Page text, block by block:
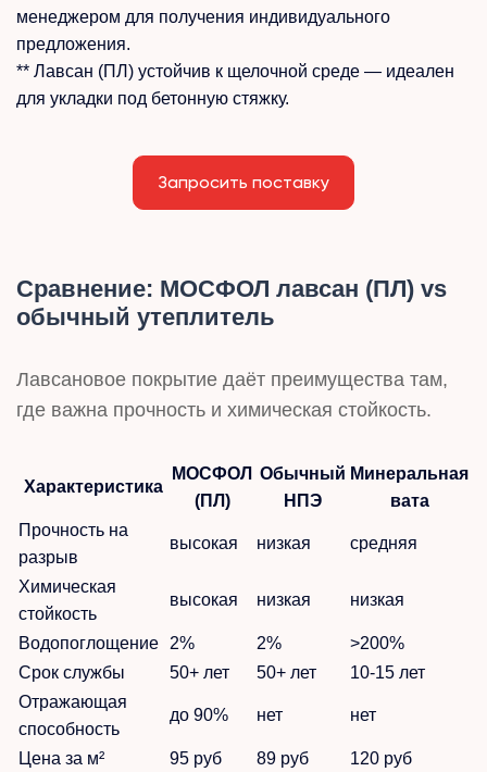
менеджером для получения индивидуального
предложения.
** Лавсан (ПЛ) устойчив к щелочной среде — идеален
для укладки под бетонную стяжку.
Запросить поставку
Сравнение: МОСФОЛ лавсан (ПЛ) vs
обычный утеплитель
Лавсановое покрытие даёт преимущества там,
где важна прочность и химическая стойкость.
Характеристика
МОСФОЛ
(ПЛ)
Обычный
НПЭ
Минеральная
вата
Прочность на
разрыв
высокая низкая средняя
Химическая
стойкость
высокая низкая низкая
Водопоглощение 2% 2%
>200%
Срок службы
50+ лет 50+ лет
10-15 лет
Отражающая
способность
до 90% нет нет
Цена за м² 95 руб 89 руб 120 руб